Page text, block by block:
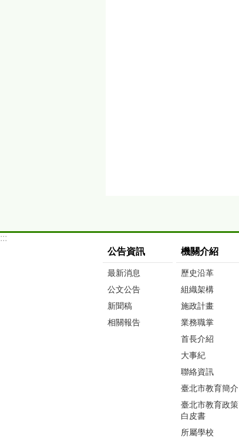
:::
公告資訊
最新消息
公文公告
新聞稿
相關報告
機關介紹
歷史沿革
組織架構
施政計畫
業務職掌
首長介紹
大事紀
聯絡資訊
臺北市教育簡介
臺北市教育政策
白皮書
所屬學校